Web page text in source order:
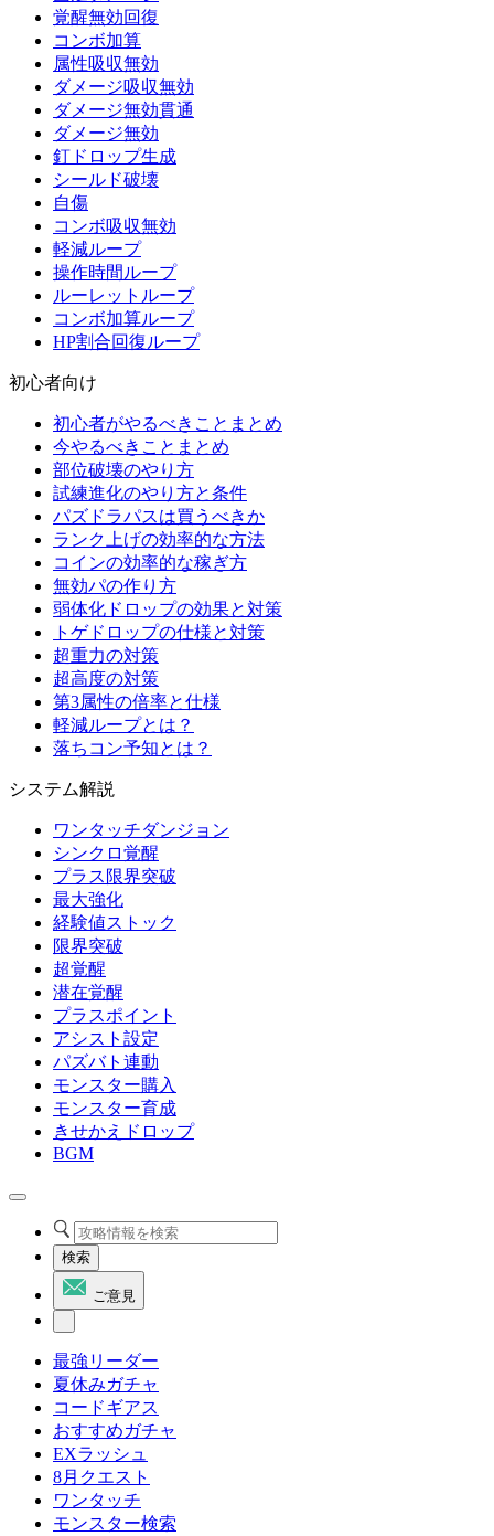
覚醒無効回復
コンボ加算
属性吸収無効
ダメージ吸収無効
ダメージ無効貫通
ダメージ無効
釘ドロップ生成
シールド破壊
自傷
コンボ吸収無効
軽減ループ
操作時間ループ
ルーレットループ
コンボ加算ループ
HP割合回復ループ
初心者向け
初心者がやるべきことまとめ
今やるべきことまとめ
部位破壊のやり方
試練進化のやり方と条件
パズドラパスは買うべきか
ランク上げの効率的な方法
コインの効率的な稼ぎ方
無効パの作り方
弱体化ドロップの効果と対策
トゲドロップの仕様と対策
超重力の対策
超高度の対策
第3属性の倍率と仕様
軽減ループとは？
落ちコン予知とは？
システム解説
ワンタッチダンジョン
シンクロ覚醒
プラス限界突破
最大強化
経験値ストック
限界突破
超覚醒
潜在覚醒
プラスポイント
アシスト設定
パズバト連動
モンスター購入
モンスター育成
きせかえドロップ
BGM
検索
ご意見
最強リーダー
夏休みガチャ
コードギアス
おすすめガチャ
EXラッシュ
8月クエスト
ワンタッチ
モンスター検索